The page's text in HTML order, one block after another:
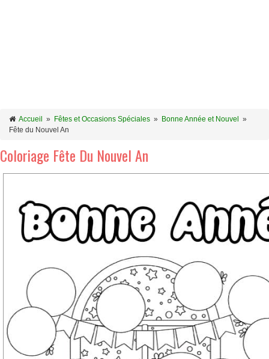
Accueil » Fêtes et Occasions Spéciales » Bonne Année et Nouvel
»
Fête du Nouvel An
Coloriage Fête Du Nouvel An